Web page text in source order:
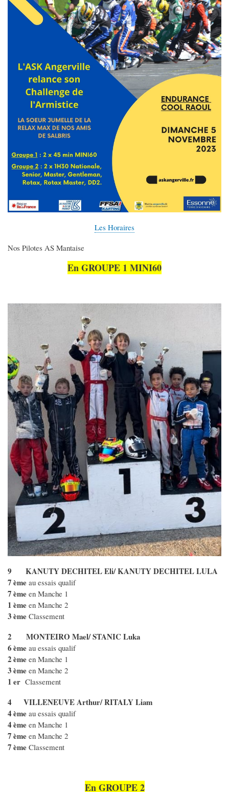
Les Horaires
Nos Pilotes AS Mantaise
En GROUPE 1 MINI60
9 KANUTY DECHITEL Eli/ KANUTY DECHITEL LULA
7 ème au essais qualif
7 ème en Manche 1
1 ème en Manche 2
3 ème Classement
2 MONTEIRO Mael/ STANIC Luka
6 ème au essais qualif
2 ème en Manche 1
3 ème en Manche 2
1 er Classement
4 VILLENEUVE Arthur/ RITALY Liam
4 ème au essais qualif
4 ème en Manche 1
7 ème en Manche 2
7 ème Classement
En GROUPE 2